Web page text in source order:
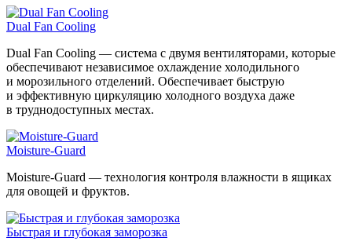
Dual Fan Cooling
Dual Fan Cooling — система с двумя вентиляторами, которые
обеспечивают независимое охлаждение холодильного
и морозильного отделений. Обеспечивает быструю
и эффективную циркуляцию холодного воздуха даже
в труднодоступных местах.
Moisture-Guard
Moisture-Guard — технология контроля влажности в ящиках
для овощей и фруктов.
Быстрая и глубокая заморозка